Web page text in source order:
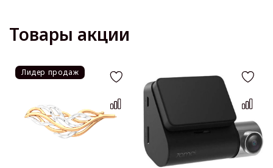
Товары акции
Лидер продаж